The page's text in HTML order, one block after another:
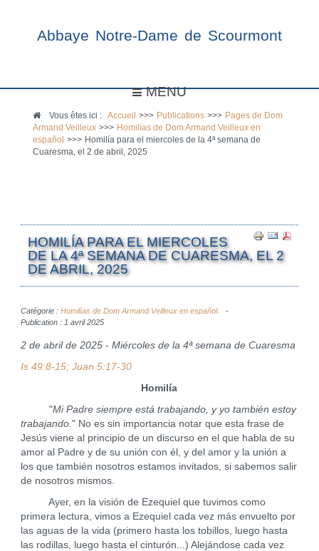
Abbaye Notre-Dame de Scourmont
MENU
Vous êtes ici :Accueil >>> Publications >>> Pages de Dom
Armand Veilleux >>> Homilías de Dom Armand Veilleux en
español
>>> Homilía para el miercoles de la 4ª semana de
Cuaresma, el 2 de abril, 2025
HOMILÍA PARA EL MIERCOLES
DE LA 4ª SEMANA DE CUARESMA, EL 2
DE ABRIL, 2025
Catégorie : Homilías de Dom Armand Veilleux en español.
Publication : 1 avril 2025
2 de abril de 2025 - Miércoles de la 4ª semana de Cuaresma
Is 49:8-15; Juan 5:17-30
Homilía
"Mi Padre siempre está trabajando, y yo también estoy
trabajando." No es sin importancia notar que esta frase de
Jesús viene al principio de un discurso en el que habla de su
amor al Padre y de su unión con él, y del amor y la unión a
los que también nosotros estamos invitados, si sabemos salir
de nosotros mismos.
Ayer, en la visión de Ezequiel que tuvimos como
primera lectura, vimos a Ezequiel cada vez más envuelto por
las aguas de la vida (primero hasta los tobillos, luego hasta
las rodillas, luego hasta el cinturón...) Alejándose cada vez